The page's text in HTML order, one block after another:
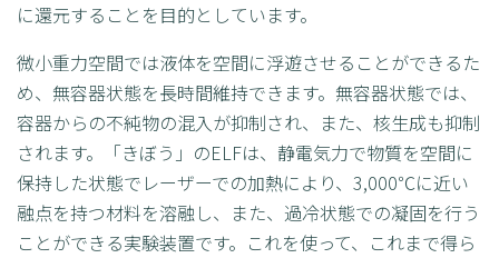
に還元することを目的としています。
微小重力空間では液体を空間に浮遊させることができるた
め、無容器状態を長時間維持できます。無容器状態では、
容器からの不純物の混入が抑制され、また、核生成も抑制
されます。「きぼう」のELFは、静電気力で物質を空間に
保持した状態でレーザーでの加熱により、3,000℃に近い
融点を持つ材料を溶融し、また、過冷状態での凝固を行う
ことができる実験装置です。これを使って、これまで得ら